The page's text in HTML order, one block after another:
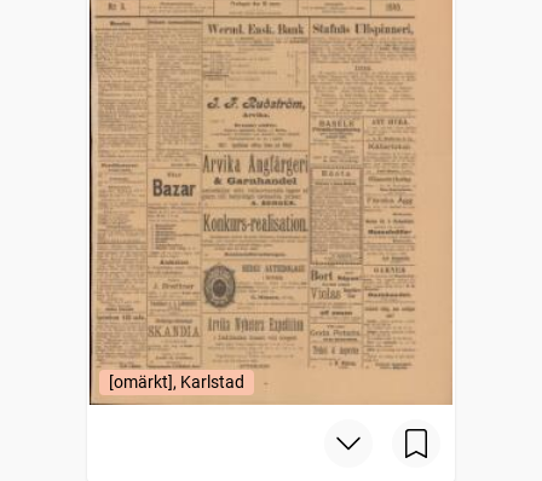
[omärkt], Karlstad